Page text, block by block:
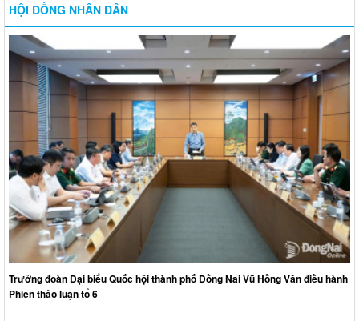
HỘI ĐỒNG NHÂN DÂN
Trưởng đoàn Đại biểu Quốc hội thành phố Đồng Nai Vũ Hồng Văn điều hành
Phiên thảo luận tổ 6